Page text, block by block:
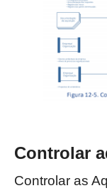
Controlar
Controlar as